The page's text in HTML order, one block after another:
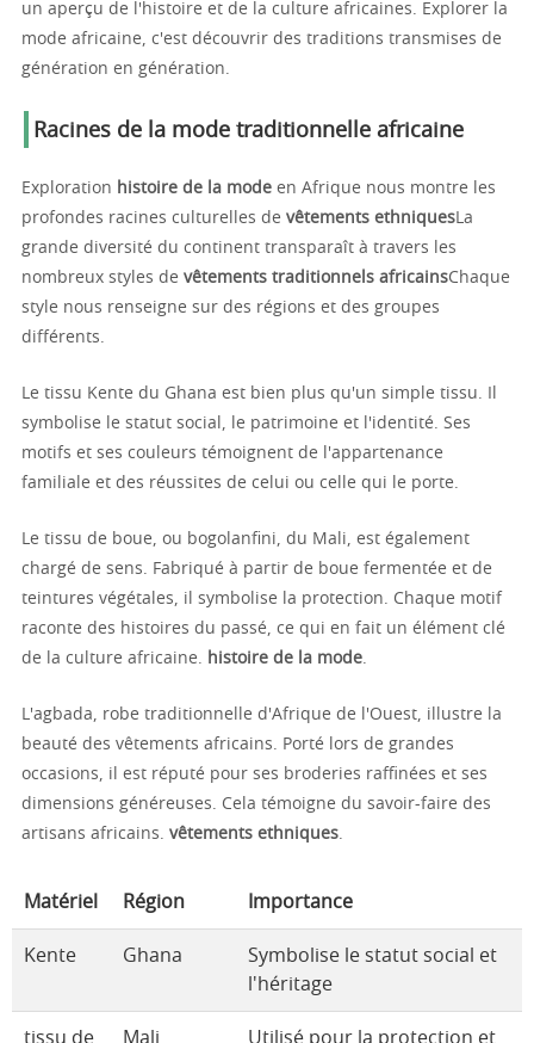
un aperçu de l'histoire et de la culture africaines. Explorer la
mode africaine, c'est découvrir des traditions transmises de
génération en génération.
Racines de la mode traditionnelle africaine
Exploration histoire de la mode en Afrique nous montre les
profondes racines culturelles de vêtements ethniquesLa
grande diversité du continent transparaît à travers les
nombreux styles de vêtements traditionnels africainsChaque
style nous renseigne sur des régions et des groupes
différents.
Le tissu Kente du Ghana est bien plus qu'un simple tissu. Il
symbolise le statut social, le patrimoine et l'identité. Ses
motifs et ses couleurs témoignent de l'appartenance
familiale et des réussites de celui ou celle qui le porte.
Le tissu de boue, ou bogolanfini, du Mali, est également
chargé de sens. Fabriqué à partir de boue fermentée et de
teintures végétales, il symbolise la protection. Chaque motif
raconte des histoires du passé, ce qui en fait un élément clé
de la culture africaine. histoire de la mode.
L'agbada, robe traditionnelle d'Afrique de l'Ouest, illustre la
beauté des vêtements africains. Porté lors de grandes
occasions, il est réputé pour ses broderies raffinées et ses
dimensions généreuses. Cela témoigne du savoir-faire des
artisans africains. vêtements ethniques.
Matériel Région Importance
Kente Ghana
Symbolise le statut social et
l'héritage
tissu de Mali Utilisé pour la protection et